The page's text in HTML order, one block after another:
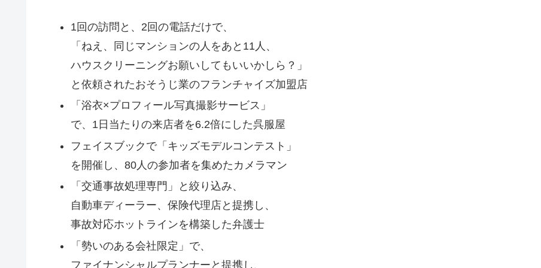
1回の訪問と、2回の電話だけで、
「ねえ、同じマンションの人をあと11人、
ハウスクリーニングお願いしてもいいかしら？」
と依頼されたおそうじ業のフランチャイズ加盟店
「浴衣×プロフィール写真撮影サービス」
で、1日当たりの来店者を6.2倍にした呉服屋
フェイスブックで「キッズモデルコンテスト」
を開催し、80人の参加者を集めたカメラマン
「交通事故処理専門」と絞り込み、
自動車ディーラー、保険代理店と提携し、
事故対応ホットラインを構築した弁護士
「勢いのある会社限定」で、
ファイナンシャルプランナーと提携し、